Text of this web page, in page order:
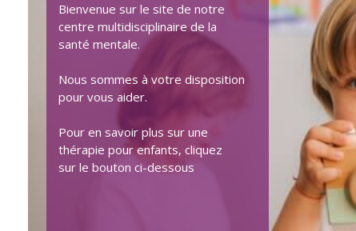
Bienvenue sur le site de notre
centre multidisciplinaire de la
santé mentale.
Nous sommes à votre disposition
pour vous aider.
Pour en savoir plus sur une
thérapie pour enfants, cliquez
sur le bouton ci-dessous